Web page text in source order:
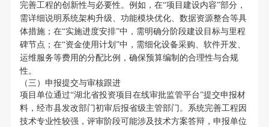
完善工程的创新性与必要性。例如，在“项目建设内容”部分，
需详细说明系统架构升级、功能模块优化、数据资源整合等具
体措施；在“实施进度安排”中，需明确分阶段建设目标与里程
碑节点；在“资金使用计划”中，需细化设备采购、软件开发、
运维服务等费用的分配比例，确保预算编制的合理性与合规
性。
（三）申报提交与审核跟进
项目单位通过“湖北省投资项目在线审批监管平台”提交申报材
料，经市县发改部门初审后报省级主管部门。系统完善工程因
技术专业性较强，评审阶段可能涉及技术方案答辩，申报单位